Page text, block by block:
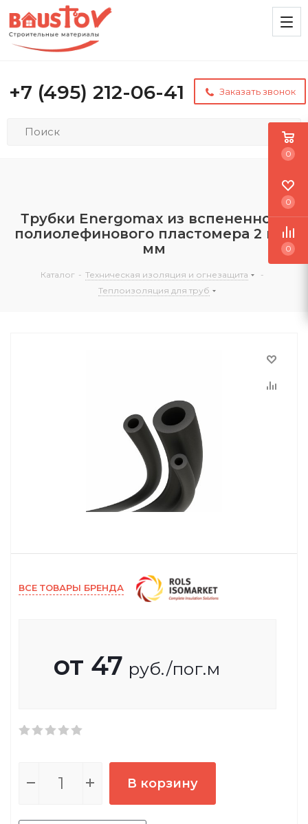
+7 (495) 212-06-41 Заказать звонок
Трубки Energomax из вспененного
полиолефинового пластомера 2 м, 9
мм
Каталог - Техническая изоляция и огнезащита
-
Теплоизоляция для труб
ВСЕ ТОВАРЫ БРЕНДА
от 47 руб./пог.м
В корзину
0
0
0